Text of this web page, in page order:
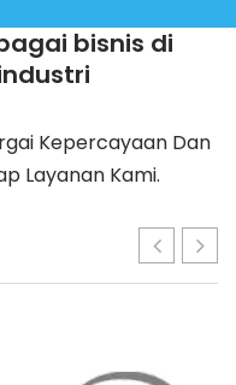
bisnis di
Kepercayaan Dan
Layanan Kami.